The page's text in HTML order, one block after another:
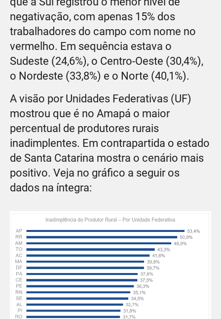
negativação, com apenas 15% dos
trabalhadores do campo com nome no
vermelho. Em sequência estava o
Sudeste (24,6%), o Centro-Oeste (30,4%),
o Nordeste (33,8%) e o Norte (40,1%).
A visão por Unidades Federativas (UF)
mostrou que é no Amapá o maior
percentual de produtores rurais
inadimplentes. Em contrapartida o estado
de Santa Catarina mostra o cenário mais
positivo. Veja no gráfico a seguir os
dados na íntegra: